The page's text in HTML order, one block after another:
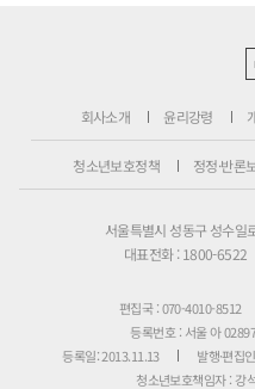
회사소개 윤리강령
청소년보호정책 정정·반론
서울특별시 성동구 성수
대표전화 : 1800-6522
편집국 : 070-4010-8512
등록번호 : 서울 아
등록일: 2013.11.13
발행·편집
청소년보호책임자 : 강